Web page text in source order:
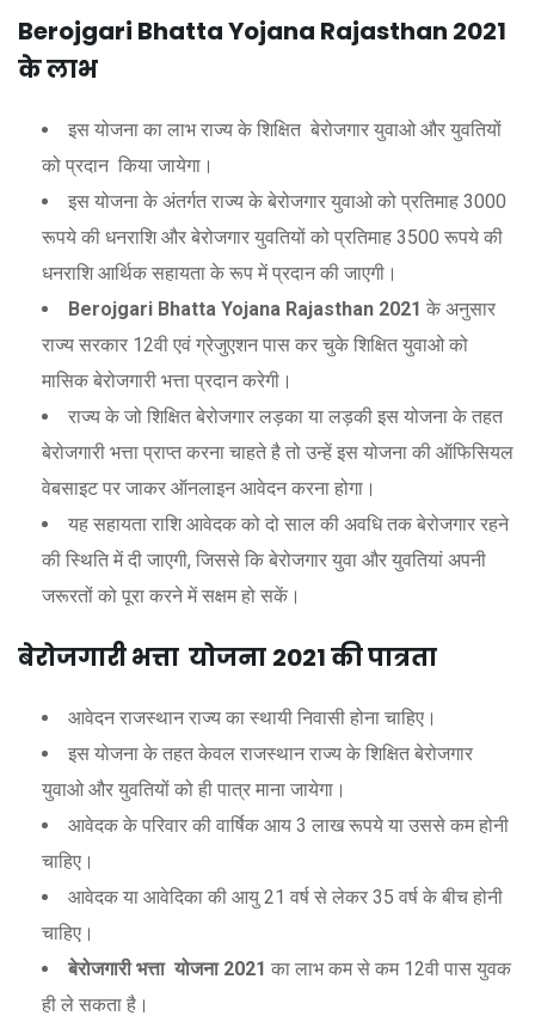
Berojgari Bhatta Yojana Rajasthan 2021
केलाभ
इस योजना का लाभ राज्य के शिक्षित बेरोजगार युवाओ और युवतियों
को प्रदान किया जायेगा।
इस योजना के अंतर्गत राज्य के बेरोजगार युवाओ को प्रतिमाह 3000
रूपये की धनराशि और बेरोजगार युवतियों को प्रतिमाह 3500 रूपये की
धनराशि आर्थिक सहायता के रूप में प्रदान की जाएगी।
Berojgari Bhatta Yojana Rajasthan 2021 के अनुसार
राज्य सरकार 12वी एवं ग्रेजुएशन पास कर चुके शिक्षित युवाओ को
मासिक बेरोजगारी भत्ता प्रदान करेगी।
राज्य के जो शिक्षित बेरोजगार लड़का या लड़की इस योजना के तहत
बेरोजगारी भत्ता प्राप्त करना चाहते है तो उन्हें इस योजना की ऑफिसियल
वेबसाइट पर जाकर ऑनलाइन आवेदन करना होगा।
यह सहायता राशि आवेदक को दो साल की अवधि तक बेरोजगार रहने
की स्थिति में दी जाएगी, जिससे कि बेरोजगार युवा और युवतियां अपनी
जरूरतों को पूरा करने में सक्षम हो सकें।
बेरोजगारीभत्ता योजना 2021कीपात्रता
आवेदन राजस्थान राज्य का स्थायी निवासी होना चाहिए।
इस योजना के तहत केवल राजस्थान राज्य के शिक्षित बेरोजगार
युवाओ और युवतियों को ही पात्र माना जायेगा।
आवेदक के परिवार की वार्षिक आय 3 लाख रूपये या उससे कम होनी
चाहिए।
आवेदक या आवेदिका की आयु 21 वर्ष से लेकर 35 वर्ष के बीच होनी
चाहिए।
बेरोजगारी भत्ता योजना 2021 का लाभ कम से कम 12वी पास युवक
ही ले सकता है।